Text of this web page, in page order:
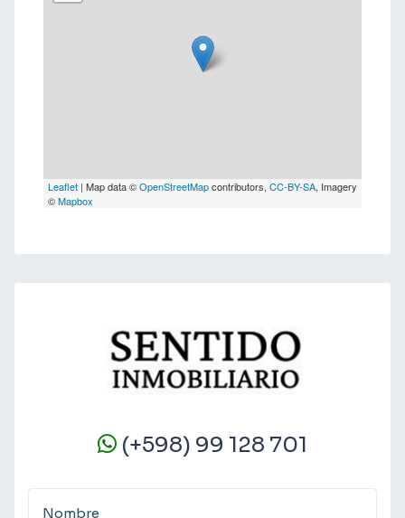
Leaflet | Map data ©OpenStreetMapcontributors, CC-BY-SA, Imagery
©Mapbox
(+598) 99 128 701